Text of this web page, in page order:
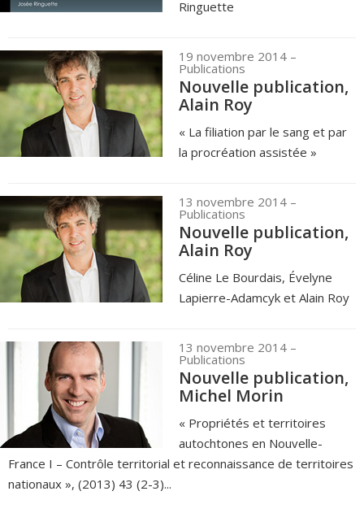
Ringuette
19 novembre 2014 –
Publications
Nouvelle publication,
Alain Roy
« La filiation par le sang et par
la procréation assistée »
13 novembre 2014 –
Publications
Nouvelle publication,
Alain Roy
Céline Le Bourdais, Évelyne
Lapierre-Adamcyk et Alain Roy
13 novembre 2014 –
Publications
Nouvelle publication,
Michel Morin
« Propriétés et territoires
autochtones en Nouvelle-
France I – Contrôle territorial et reconnaissance de territoires
nationaux », (2013) 43 (2-3)...